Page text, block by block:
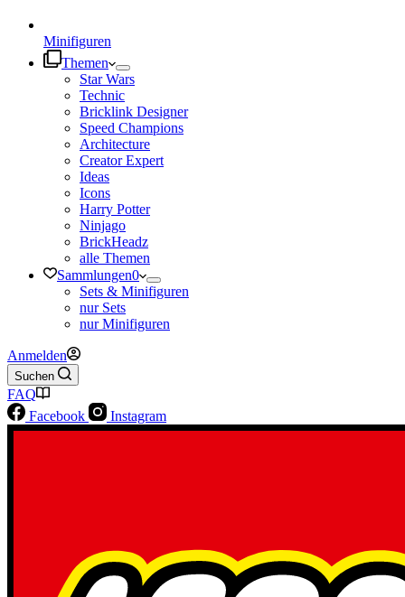
Minifiguren
Themen
Star Wars
Technic
Bricklink Designer
Speed Champions
Architecture
Creator Expert
Ideas
Icons
Harry Potter
Ninjago
BrickHeadz
alle Themen
Sammlungen0
Sets & Minifiguren
nur Sets
nur Minifiguren
Anmelden
Suchen
FAQ
Facebook
Instagram